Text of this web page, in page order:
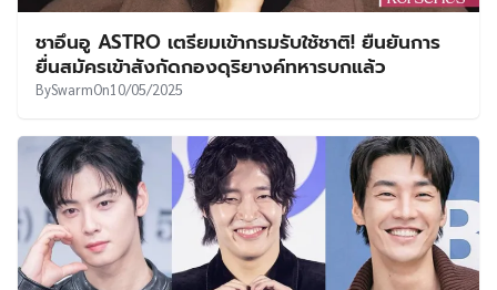
ชาอึนอู ASTRO เตรียมเข้ากรมรับใช้ชาติ! ยืนยันการ
ยื่นสมัครเข้าสังกัดกองดุริยางค์ทหารบกแล้ว
BySwarmOn10/05/2025